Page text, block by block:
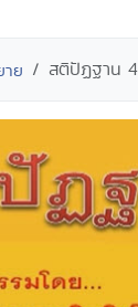
ย สติปัฏฐาน